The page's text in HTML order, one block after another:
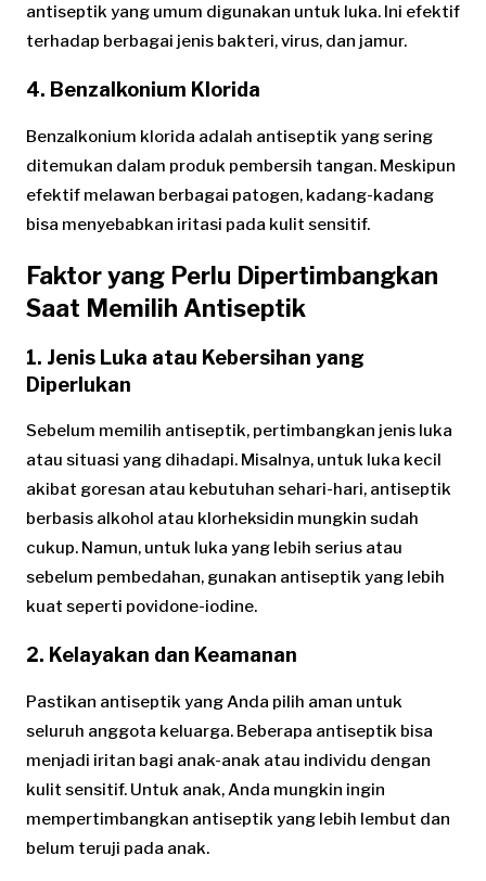
antiseptik yang umum digunakan untuk luka. Ini efektif
terhadap berbagai jenis bakteri, virus, dan jamur.
4. Benzalkonium Klorida
Benzalkonium klorida adalah antiseptik yang sering
ditemukan dalam produk pembersih tangan. Meskipun
efektif melawan berbagai patogen, kadang-kadang
bisa menyebabkan iritasi pada kulit sensitif.
Faktor yang Perlu Dipertimbangkan
Saat Memilih Antiseptik
1. Jenis Luka atau Kebersihan yang
Diperlukan
Sebelum memilih antiseptik, pertimbangkan jenis luka
atau situasi yang dihadapi. Misalnya, untuk luka kecil
akibat goresan atau kebutuhan sehari-hari, antiseptik
berbasis alkohol atau klorheksidin mungkin sudah
cukup. Namun, untuk luka yang lebih serius atau
sebelum pembedahan, gunakan antiseptik yang lebih
kuat seperti povidone-iodine.
2. Kelayakan dan Keamanan
Pastikan antiseptik yang Anda pilih aman untuk
seluruh anggota keluarga. Beberapa antiseptik bisa
menjadi iritan bagi anak-anak atau individu dengan
kulit sensitif. Untuk anak, Anda mungkin ingin
mempertimbangkan antiseptik yang lebih lembut dan
belum teruji pada anak.